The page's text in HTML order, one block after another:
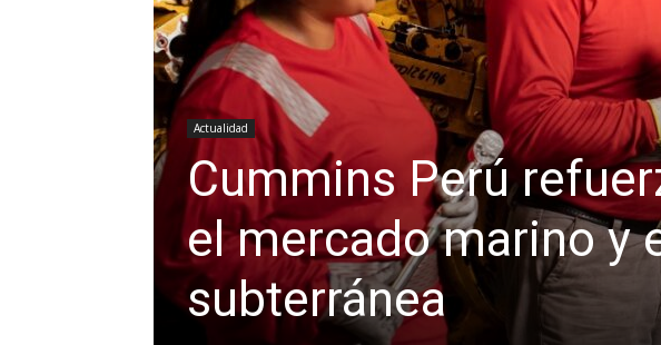
Actualidad
Cummins Perú
el mercado marino y
subterránea